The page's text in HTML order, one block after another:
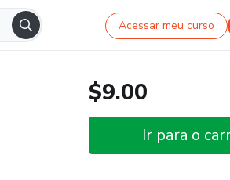
Acessar meu curso
$9.00
Ir para o